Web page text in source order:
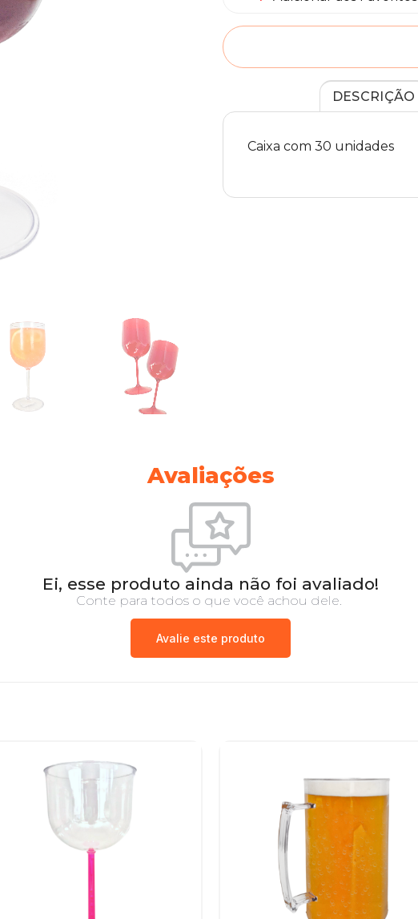
DESCRIÇÃO
Caixa com 30 unidades
Avaliações
Ei, esse produto ainda não foi avaliado!
Conte para todos o que você achou dele.
Avalie este produto